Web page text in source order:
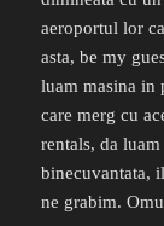
aeroportul lor
asta, be my
luam masina in
care merg cu
rentals, da
binecuvantata,
ne grabim.